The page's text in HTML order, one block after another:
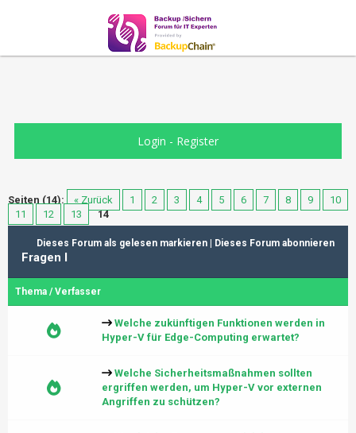
Login - Register
Seiten (14): « Zurück 1 2 3 4 5 6 7 8 9
10
11
12 13 14
Dieses Forum als gelesen markieren Dieses Forum abonnieren
Fragen I
Thema /Verfasser
Welche zukünftigen Funktionen werden in
Hyper-V für Edge-Computing erwartet?
Welche Sicherheitsmaßnahmen sollten
ergriffen werden, um Hyper-V vor externen
Angriffen zu schützen?